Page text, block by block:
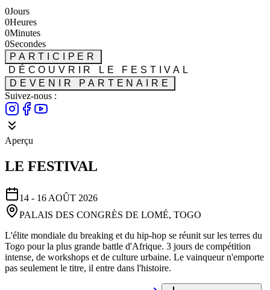
0Jours
0Heures
0Minutes
0Secondes
PARTICIPER
DÉCOUVRIR LE FESTIVAL
DEVENIR PARTENAIRE
Suivez-nous :
Aperçu
LE FESTIVAL
14 - 16 AOÛT 2026
PALAIS DES CONGRÈS DE LOMÉ, TOGO
L'élite mondiale du breaking et du hip-hop se réunit sur les terres du
Togo pour la plus grande battle d'Afrique. 3 jours de compétition
intense, de workshops et de culture urbaine. Le vainqueur n'emporte
pas seulement le titre, il entre dans l'histoire.